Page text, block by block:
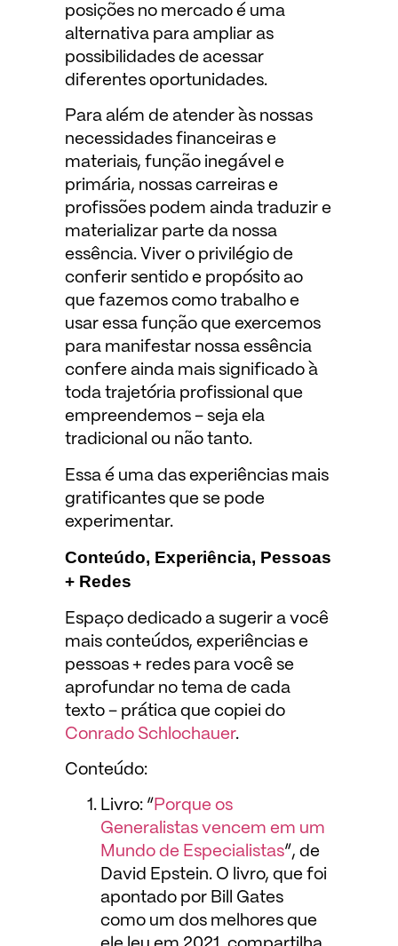
posições no mercado é uma
alternativa para ampliar as
possibilidades de acessar
diferentes oportunidades.
Para além de atender às nossas
necessidades financeiras e
materiais, função inegável e
primária, nossas carreiras e
profissões podem ainda traduzir e
materializar parte da nossa
essência. Viver o privilégio de
conferir sentido e propósito ao
que fazemos como trabalho e
usar essa função que exercemos
para manifestar nossa essência
confere ainda mais significado à
toda trajetória profissional que
empreendemos – seja ela
tradicional ou não tanto.
Essa é uma das experiências mais
gratificantes que se pode
experimentar.
Conteúdo, Experiência, Pessoas
+ Redes
Espaço dedicado a sugerir a você
mais conteúdos, experiências e
pessoas + redes para você se
aprofundar no tema de cada
texto – prática que copiei do
Conrado Schlochauer.
Conteúdo:
Livro: “ Porque os
Generalistas vencem em um
Mundo de Especialistas”, de
David Epstein. O livro, que foi
apontado por Bill Gates
como um dos melhores que